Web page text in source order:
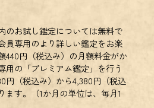
のお試し鑑定については無料で
員専用のより詳しい鑑定をお楽
440円（税込み）の月額料金がか
用の「プレミアム鑑定」を行う
円（税込み）から4,380円（税込
ます。（1か月の単位は、毎月1